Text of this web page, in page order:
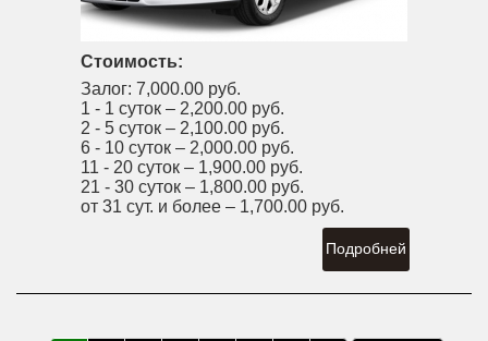
Стоимость:
Залог: 7,000.00 руб.
1 - 1 суток – 2,200.00 руб.
2 - 5 суток – 2,100.00 руб.
6 - 10 суток – 2,000.00 руб.
11 - 20 суток – 1,900.00 руб.
21 - 30 суток – 1,800.00 руб.
от 31 сут. и более – 1,700.00 руб.
Подробней